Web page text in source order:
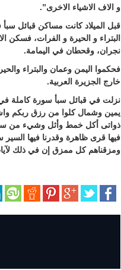
و الاف الاشياء الاخرى”.
قبل الميلاد كانت مساكن قبائل
البتراء و الحيرة و الفرات،
نجران، وقحطان في اليمامة.
فحكموا اليمن وعمان والبتراء
خارج الجزيرة العربية.
نزلت في قبائل سبأ سورة كاملة
يمين وشمال كلوا من رزق ربكم
ذواتى أكل خمط وأثل وشيء من سدر
فيها قرى ظاهرة وقدرنا فيها السير
ومزقناهم كل ممزق إن في ذلك